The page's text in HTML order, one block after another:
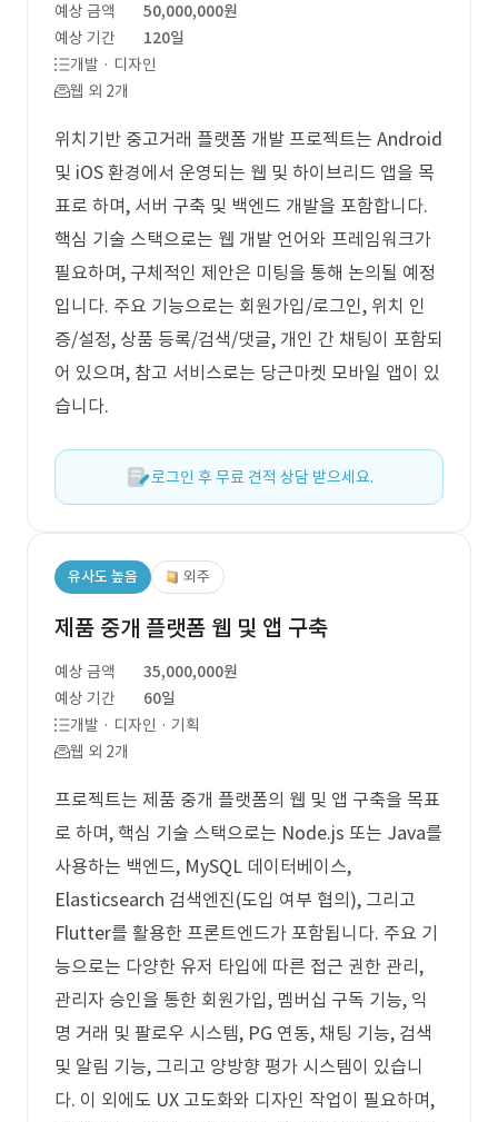
예상 금액
50,000,000원
예상 기간
120일
개발 · 디자인
웹 외 2개
위치기반 중고거래 플랫폼 개발 프로젝트는 Android
및 iOS 환경에서 운영되는 웹 및 하이브리드 앱을 목
표로 하며, 서버 구축 및 백엔드 개발을 포함합니다.
핵심 기술 스택으로는 웹 개발 언어와 프레임워크가
필요하며, 구체적인 제안은 미팅을 통해 논의될 예정
입니다. 주요 기능으로는 회원가입/로그인, 위치 인
증/설정, 상품 등록/검색/댓글, 개인 간 채팅이 포함되
어 있으며, 참고 서비스로는 당근마켓 모바일 앱이 있
습니다.
로그인 후 무료 견적 상담 받으세요.
유사도 높음 외주
제품 중개 플랫폼 웹 및 앱 구축
예상 금액
35,000,000원
예상 기간
60일
개발 · 디자인 · 기획
웹 외 2개
프로젝트는 제품 중개 플랫폼의 웹 및 앱 구축을 목표
로 하며, 핵심 기술 스택으로는 Node.js 또는 Java를
사용하는 백엔드, MySQL 데이터베이스,
Elasticsearch 검색엔진(도입 여부 협의), 그리고
Flutter를 활용한 프론트엔드가 포함됩니다. 주요 기
능으로는 다양한 유저 타입에 따른 접근 권한 관리,
관리자 승인을 통한 회원가입, 멤버십 구독 기능, 익
명 거래 및 팔로우 시스템, PG 연동, 채팅 기능, 검색
및 알림 기능, 그리고 양방향 평가 시스템이 있습니
다. 이 외에도 UX 고도화와 디자인 작업이 필요하며,